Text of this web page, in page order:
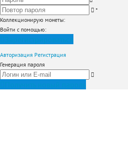
*
Коллекционирую монеты:
Войти с помощью:
Авторизация Регистрация
Генерация пароля